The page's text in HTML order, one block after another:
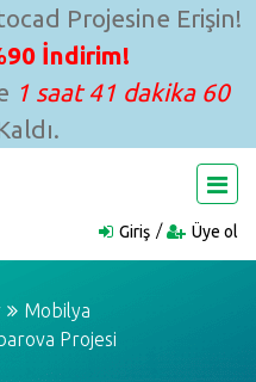
Projesine Erişin!
İndirim!
1 saat 41 dakika 60
Giriş Üye ol
Mobilya
Projesi